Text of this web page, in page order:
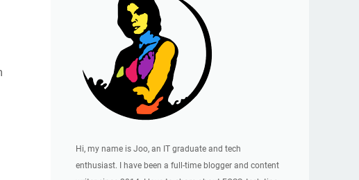
Hi, my name is Joo, an IT graduate and tech
enthusiast. I have been a full-time blogger and content